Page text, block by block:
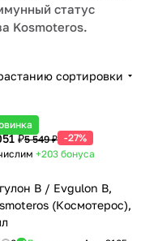
статус
Kosmoteros.
сортировки
₽5 549 ₽ -27%
+203 бонуса
B / Evgulon B,
(Космотерос),